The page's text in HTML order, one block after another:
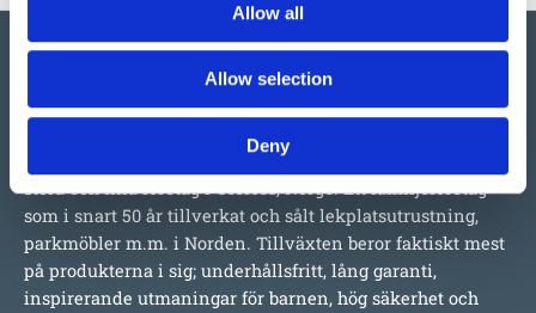
Allow all
Allow selection
Deny
Vi har så mycket vi skulle vilja berätta om detta både
stora och lilla företag i Ulefoss, Norge. Ett familjeföretag
som i snart 50 år tillverkat och sålt lekplatsutrustning,
parkmöbler m.m. i Norden. Tillväxten beror faktiskt mest
på produkterna i sig; underhållsfritt, lång garanti,
inspirerande utmaningar för barnen, hög säkerhet och